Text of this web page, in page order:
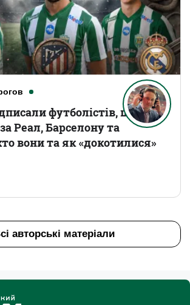
футболістів, що
Реал, Барселону та
вони та як «докотилися»
авторські матеріали